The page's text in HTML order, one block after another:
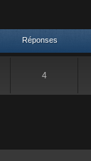
Réponses
4